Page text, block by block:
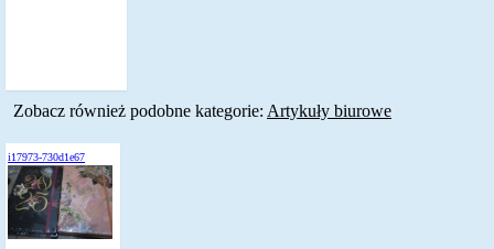
Zobacz również podobne kategorie: Artykuły biurowe
i17973-730d1e67